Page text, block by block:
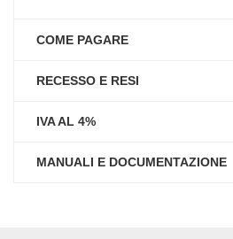
COME PAGARE
RECESSO E RESI
IVA AL 4%
MANUALI E DOCUMENTAZIONE